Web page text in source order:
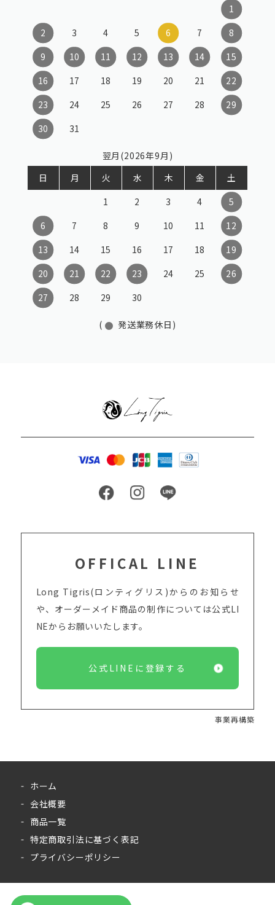
1
2
3 4 5 6 7
8
9
10 11 12 13 14
15
16
17 18 19 20 21
22
23
24 25 26 27 28
29
30
31
翌月(2026年9月)
日
月 火 水 木 金
土
1
2 3 4
5
6
7 8 9 10 11
12
13
14 15 16 17 18
19
20
21 22 23 24 25
26
27
28 29 30
( 発送業務休日)
OFFICAL LINE
Long Tigris(ロンティグリス)からのお知らせ
や、オーダーメイド商品の制作については公式LI
NEからお願いいたします。
公式LINEに登録する
事業再構築
ホーム
会社概要
商品一覧
特定商取引法に基づく表記
プライバシーポリシー